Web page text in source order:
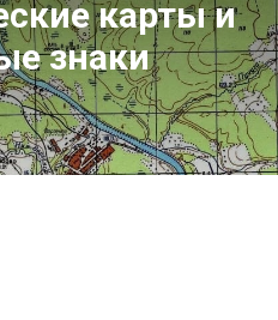
карты и
знаки